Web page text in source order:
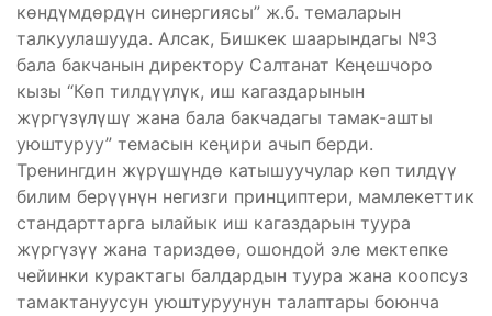
көндүмдөрдүн синергиясы” ж.б. темаларын
талкуулашууда. Алсак, Бишкек шаарындагы №3
бала бакчанын директору Салтанат Кеңешчоро
кызы “Көп тилдүүлүк, иш кагаздарынын
жүргүзүлүшү жана бала бакчадагы тамак-ашты
уюштуруу” темасын кеңири ачып берди.
Тренингдин жүрүшүндө катышуучулар көп тилдүү
билим берүүнүн негизги принциптери, мамлекеттик
стандарттарга ылайык иш кагаздарын туура
жүргүзүү жана тариздөө, ошондой эле мектепке
чейинки курактагы балдардын туура жана коопсуз
тамактануусун уюштуруунун талаптары боюнча